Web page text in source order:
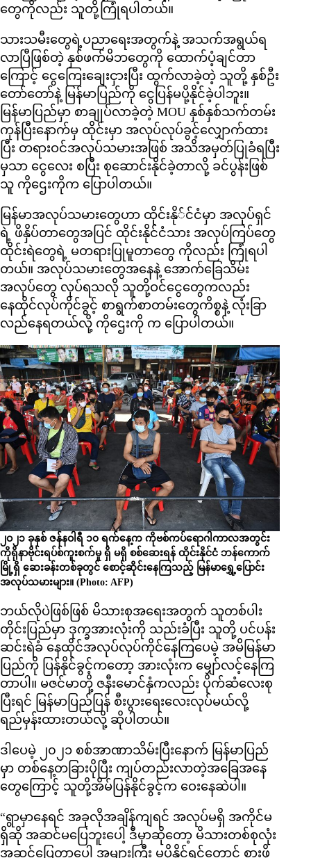
တွေကိုလည်း သူတို့ကြုံရပါတယ်။
သားသမီးတွေရဲ့ပညာရေးအတွက်နဲ့ အသက်အရွယ်ရ
လာပြီဖြစ်တဲ့ နှစ်ဖက်မိဘတွေကို ထောက်ပံ့ချင်တာ
ကြောင့် ငွေကြေးချေးငှားပြီး ထွက်လာခဲ့တဲ့ သူတို့ နှစ်ဦး
တော်တော်နဲ့ မြန်မာပြည်ကို ငွေပြန်မပို့နိုင်ခဲ့ပါဘူး။
မြန်မာပြည်မှာ စာချုပ်လာခဲ့တဲ့ MOU နှစ်နှစ်သက်တမ်း
ကုန်ပြီးနောက်မှ ထိုင်းမှာ အလုပ်လုပ်ခွင့်လျှောက်ထား
ပြီး တရားဝင်အလုပ်သမားအဖြစ် အသိအမှတ်ပြုခံရပြီး
မှသာ ငွေလေး စပြီး စုဆောင်းနိုင်ခဲ့တာလို့ ခင်ပွန်းဖြစ်
သူ ကိုဌေးကိုက ပြောပါတယ်။
မြန်မာအလုပ်သမားတွေဟာ ထိုင်းနို်င်ငံမှာ အလုပ်ရှင်
ရဲ့ ဖိနှိပ်တာတွေအပြင် ထိုင်းနိုင်ငံသား အလုပ်ကြပ်တွေ
ထိုင်းရဲတွေရဲ့ မတရားပြုမူတာတွေ ကိုလည်း ကြုံရပါ
တယ်။ အလုပ်သမားတွေအနေနဲ့ အောက်ခြေသိမ်း
အလုပ်တွေ လုပ်ရသလို သူတို့ဝင်ငွေတွေကလည်း
နေထိုင်လုပ်ကိုင်ခွင့် စာရွက်စာတမ်းတွေကိစ္စနဲ့ လုံးခြာ
လည်နေရတယ်လို့ ကိုဌေးကို က ပြောပါတယ်။
၂ဝ၂၁ ခုနှစ် ဇန်နဝါရီ ၁၀ ရက်နေ့က ကိုဗစ်ကပ်ရောဂါကာလအတွင်း
ကိုရိုနာဗိုင်းရပ်စ်ကူးစက်မှု ရှိ မရှိ စစ်ဆေးရန် ထိုင်းနိုင်ငံ ဘန်ကောက်
မြို့ရှိ ဆေးခန်းတစ်ခုတွင် စောင့်ဆိုင်းနေကြသည့် မြန်မာရွှေ့ပြောင်း
အလုပ်သမားများ။ (Photo: AFP)
ဘယ်လိုပဲဖြစ်ဖြစ် မိသားစုအရေးအတွက် သူတစ်ပါး
တိုင်းပြည်မှာ ဒုက္ခအားလုံးကို သည်းခံပြီး သူတို့ ပင်ပန်း
ဆင်းရဲခံ နေထိုင်အလုပ်လုပ်ကိုင်နေကြပေမဲ့ အမိမြန်မာ
ပြည်ကို ပြန်နိုင်ခွင့်ကတော့ အားလုံးက မျှော်လင့်နေကြ
တာပါ။ မဇင်မာတို့ ဇနီးမောင်နှံကလည်း ပိုက်ဆံလေးစု
ပြီးရင် မြန်မာပြည်ပြန် စီးပွားရေးလေးလုပ်မယ်လို့
ရည်မှန်းထားတယ်လို့ ဆိုပါတယ်။
ဒါပေမဲ့ ၂၀၂၁ စစ်အာဏာသိမ်းပြီးနောက် မြန်မာပြည်
မှာ တစ်နေ့တခြားပိုပြီး ကျပ်တည်းလာတဲ့အခြေအနေ
တွေကြောင့် သူတို့အိမ်ပြန်နိုင်ခွင့်က ဝေးနေဆဲပါ။
“ရွာမှာနေရင် အခုလိုအချိန်ကျရင် အလုပ်မရှိ အကိုင်မ
ရှိဆို အဆင်မပြေဘူးပေါ့ ဒီမှာဆိုတော့ မိသားတစ်စုလုံး
အဆင်ပြေတာပေါ့ အများကြီး မပို့နိုင်ရင်တောင် စားဖို့